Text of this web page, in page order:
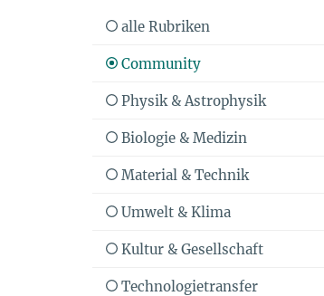
alle Rubriken
Community
Physik & Astrophysik
Biologie & Medizin
Material & Technik
Umwelt & Klima
Kultur & Gesellschaft
Technologietransfer